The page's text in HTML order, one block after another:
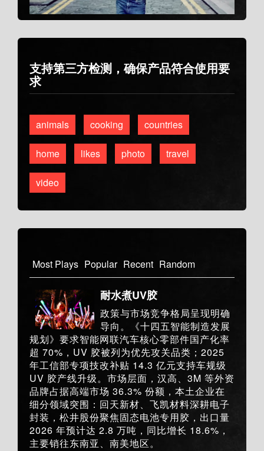
支持第三方检测，确保产品符合使用要
求
animals cooking countries
home likes photo travel
video
Most Plays Popular Recent Random
耐水煮UV胶
政策与市场竞争格局呈现明确
导向。《十四五智能制造发展
规划》要求智能网联汽车核心零部件国产化率
超 70%，UV 胶被列为优先攻关品类；2025
年工信部专项技改补贴 14.3 亿元支持车规级
UV 胶产线升级。市场层面，汉高、3M 等外资
品牌占据高端市场 36.3% 份额，本土企业在
细分领域突围：回天新材、飞凯材料深耕电子
封装，松井股份聚焦固态电池专用胶，出口量
2026 年预计达 2.8 万吨，同比增长 18.6%，
主要销往东南亚、南美地区。